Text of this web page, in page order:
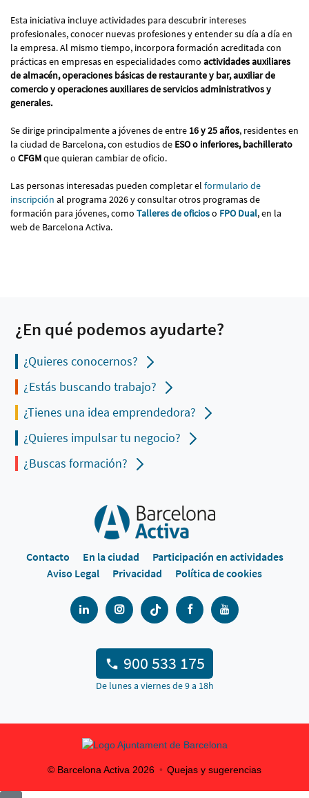
Esta iniciativa incluye actividades para descubrir intereses
profesionales, conocer nuevas profesiones y entender su día a día en
la empresa. Al mismo tiempo, incorpora formación acreditada con
prácticas en empresas en especialidades como actividades auxiliares
de almacén, operaciones básicas de restaurante y bar, auxiliar de
comercio y operaciones auxiliares de servicios administrativos y
generales.
Se dirige principalmente a jóvenes de entre 16 y 25 años, residentes en
la ciudad de Barcelona, con estudios de ESO o inferiores, bachillerato
o CFGMque quieran cambiar de oficio.
Las personas interesadas pueden completar el formulario de
inscripción al programa 2026 y consultar otros programas de
formación para jóvenes, como Talleres de oficioso FPO Dual, en la
web de Barcelona Activa.
¿En qué podemos ayudarte?
¿Quieres conocernos?
¿Estás buscando trabajo?
¿Tienes una idea emprendedora?
¿Quieres impulsar tu negocio?
¿Buscas formación?
Contacto En la ciudad
Participación en actividades
Aviso Legal
Privacidad Política de cookies
900 533 175
De lunes a viernes de 9 a 18h
© Barcelona Activa 2026 Quejas y sugerencias